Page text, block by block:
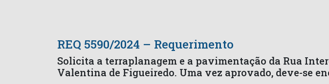
REQ 5590/2024 – Requerimento
Solicita a terraplanagem e a pavimentação da Rua
Valentina de Figueiredo. Uma vez aprovado, deve-se